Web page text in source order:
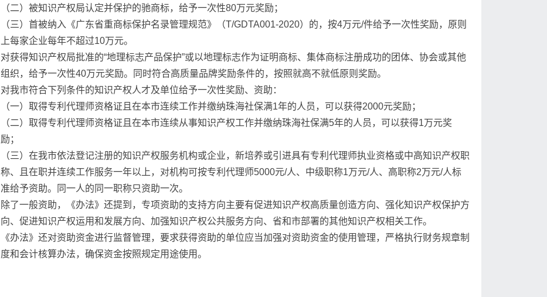
（二）被知识产权局认定并保护的驰商标，给予一次性80万元奖励；
（三）首被纳入《广东省重商标保护名录管理规范》（T/GDTA001-2020）的，按4万元/件给予一次性奖励，原则
上每家企业每年不超过10万元。
对获得知识产权局批准的“地理标志产品保护”或以地理标志作为证明商标、集体商标注册成功的团体、协会或其他
组织，给予一次性40万元奖励。同时符合高质量品牌奖励条件的，按照就高不就低原则奖励。
对我市符合下列条件的知识产权人才及单位给予一次性奖励、资助：
（一）取得专利代理师资格证且在本市连续工作并缴纳珠海社保满1年的人员，可以获得2000元奖励；
（二）取得专利代理师资格证且在本市连续从事知识产权工作并缴纳珠海社保满5年的人员，可以获得1万元奖
励；
（三）在我市依法登记注册的知识产权服务机构或企业，新培养或引进具有专利代理师执业资格或中高知识产权职
称、且在职并连续工作服务一年以上，对机构可按专利代理师5000元/人、中级职称1万元/人、高职称2万元/人标
准给予资助。同一人的同一职称只资助一次。
除了一般资助，《办法》还提到，专项资助的支持方向主要有促进知识产权高质量创造方向、强化知识产权保护方
向、促进知识产权运用和发展方向、加强知识产权公共服务方向、省和市部署的其他知识产权相关工作。
《办法》还对资助资金进行监督管理，要求获得资助的单位应当加强对资助资金的使用管理，严格执行财务规章制
度和会计核算办法，确保资金按照规定用途使用。